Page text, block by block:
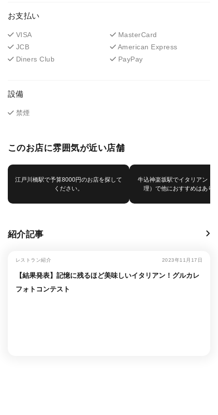
お支払い
VISA
MasterCard
JCB
American Express
Diners Club
PayPay
設備
禁煙
このお店に雰囲気が近い店舗
江戸川橋駅で予算8000円のお店を探して
ください。
牛込神楽坂駅でイタリアン（
理）で他におすすめはあり
紹介記事
レストラン紹介 2023年11月17日
【結果発表】記憶に残るほど美味しいイタリアン！グルカレ
フォトコンテスト